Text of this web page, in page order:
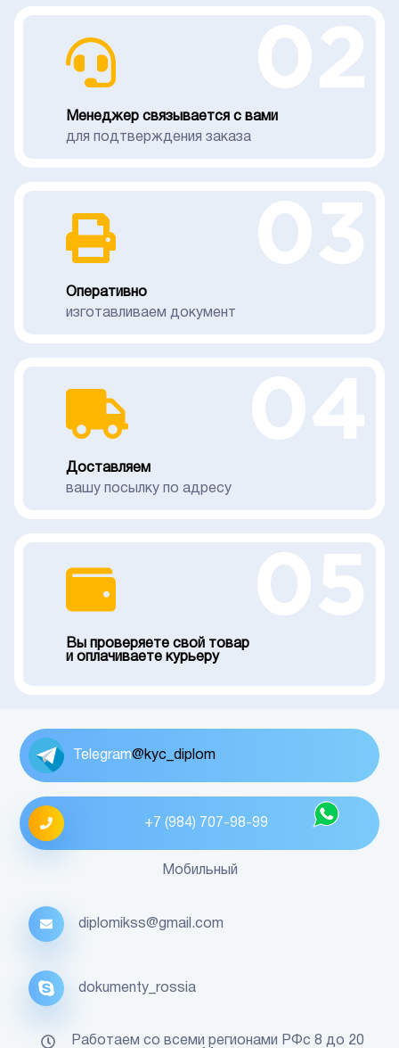
Менеджер связывается с вами
для подтверждения заказа
Оперативно
изготавливаем документ
Доставляем
вашу посылку по адресу
Вы проверяете свой товар
и оплачиваете курьеру
Telegram@kyc_diplom
+7 (984) 707-98-99
Мобильный
diplomikss@gmail.com
dokumenty_rossia
Работаем со всеми регионами РФс 8 до 20